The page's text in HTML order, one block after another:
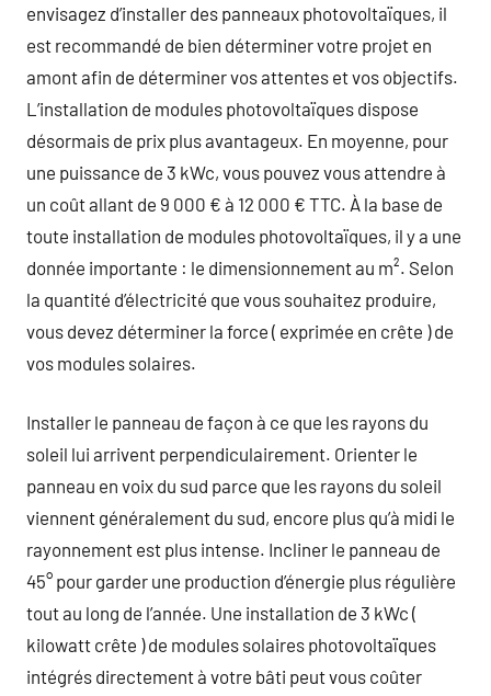
envisagez d’installer des panneaux photovoltaïques, il
est recommandé de bien déterminer votre projet en
amont afin de déterminer vos attentes et vos objectifs.
L’installation de modules photovoltaïques dispose
désormais de prix plus avantageux. En moyenne, pour
une puissance de 3 kWc, vous pouvez vous attendre à
un coût allant de 9 000 € à 12 000 € TTC. À la base de
toute installation de modules photovoltaïques, il y a une
donnée importante : le dimensionnement au m². Selon
la quantité d’électricité que vous souhaitez produire,
vous devez déterminer la force ( exprimée en crête ) de
vos modules solaires.
Installer le panneau de façon à ce que les rayons du
soleil lui arrivent perpendiculairement. Orienter le
panneau en voix du sud parce que les rayons du soleil
viennent généralement du sud, encore plus qu’à midi le
rayonnement est plus intense. Incliner le panneau de
45° pour garder une production d’énergie plus régulière
tout au long de l’année. Une installation de 3 kWc (
kilowatt crête ) de modules solaires photovoltaïques
intégrés directement à votre bâti peut vous coûter